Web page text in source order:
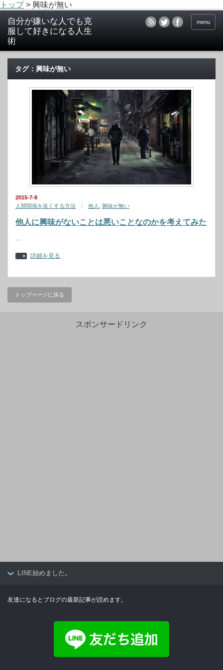
トップ> 興味が無い
menu
タグ：興味が無い
2015-7-8
人間関係を良くする方法
他人 興味が無い
他人に興味がないことは悪いことなのかを考えてみた
…
詳細を見る
トップページに戻る
スポンサードリンク
LINE始めました。
友達になるとブログの最新記事が読めます。